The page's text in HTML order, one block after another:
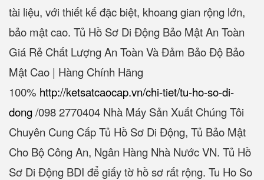
tài liệu, với thiết kế đặc biệt, khoang gian rộng lớn,
bảo mật cao. Tủ Hồ Sơ Di Động Bảo Mật An Toàn
Giá Rẻ Chất Lượng An Toàn Và Đảm Bảo Độ Bảo
Mật Cao | Hàng Chính Hãng
100%‎ http://ketsatcaocap.vn/chi-tiet/tu-ho-so-di-
dong/‎098 2770404 Nhà Máy Sản Xuất Chúng Tôi
Chuyên Cung Cấp Tủ Hồ Sơ Di Động, Tủ Bảo Mật
Cho Bộ Công An, Ngân Hàng Nhà Nước VN. Tủ Hồ
Sơ Di Động BDI để giấy tờ hồ sơ rất rộng. Tu Ho So